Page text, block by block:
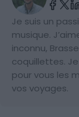
Je suis un
musique.
inconnu,
coquillettes.
pour vous les
vos voyages.